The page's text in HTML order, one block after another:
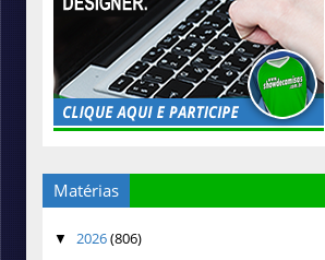
Matérias
▼ 2026(806)